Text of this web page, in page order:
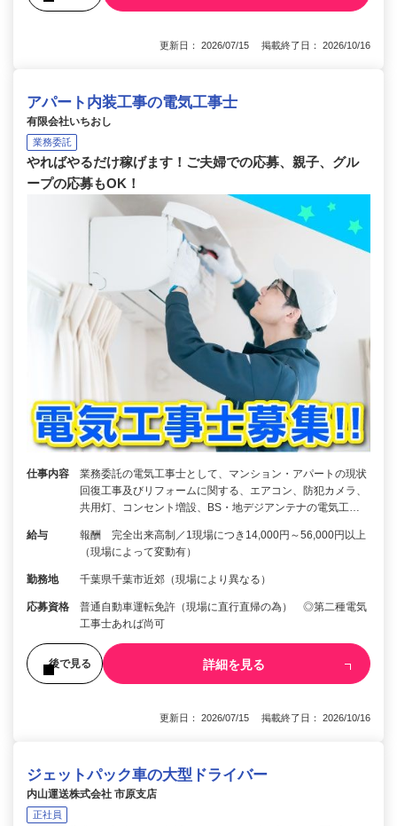
更新日： 2026/07/15 掲載終了日： 2026/10/16
アパート内装工事の電気工事士
有限会社いちおし
業務委託
やればやるだけ稼げます！ご夫婦での応募、親子、グル
ープの応募もOK！
仕事内容
業務委託の電気工事士として、マンション・アパートの現状
回復工事及びリフォームに関する、エアコン、防犯カメラ、
共用灯、コンセント増設、BS・地デジアンテナの電気工…
給与
報酬 完全出来高制／1現場につき14,000円～56,000円以上
（現場によって変動有）
勤務地 千葉県千葉市近郊（現場により異なる）
応募資格
普通自動車運転免許（現場に直行直帰の為） ◎第二種電気
工事士あれば尚可
後で見る 詳細を見る
更新日： 2026/07/15 掲載終了日： 2026/10/16
ジェットパック車の大型ドライバー
内山運送株式会社 市原支店
正社員